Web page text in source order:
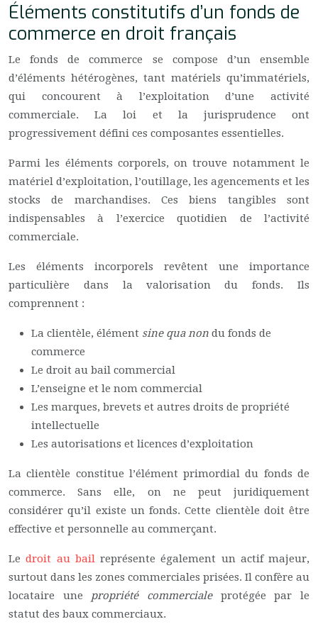
Éléments constitutifs d’un fonds de
commerce en droit français
Le fonds de commerce se compose d’un ensemble
d’éléments hétérogènes, tant matériels qu’immatériels,
qui concourent à l’exploitation d’une activité
commerciale. La loi et la jurisprudence ont
progressivement défini ces composantes essentielles.
Parmi les éléments corporels, on trouve notamment le
matériel d’exploitation, l’outillage, les agencements et les
stocks de marchandises. Ces biens tangibles sont
indispensables à l’exercice quotidien de l’activité
commerciale.
Les éléments incorporels revêtent une importance
particulière dans la valorisation du fonds. Ils
comprennent :
La clientèle, élément sine qua non du fonds de
commerce
Le droit au bail commercial
L’enseigne et le nom commercial
Les marques, brevets et autres droits de propriété
intellectuelle
Les autorisations et licences d’exploitation
La clientèle constitue l’élément primordial du fonds de
commerce. Sans elle, on ne peut juridiquement
considérer qu’il existe un fonds. Cette clientèle doit être
effective et personnelle au commerçant.
Ledroit au bailreprésente également un actif majeur,
surtout dans les zones commerciales prisées. Il confère au
locataire une propriété commerciale protégée par le
statut des baux commerciaux.